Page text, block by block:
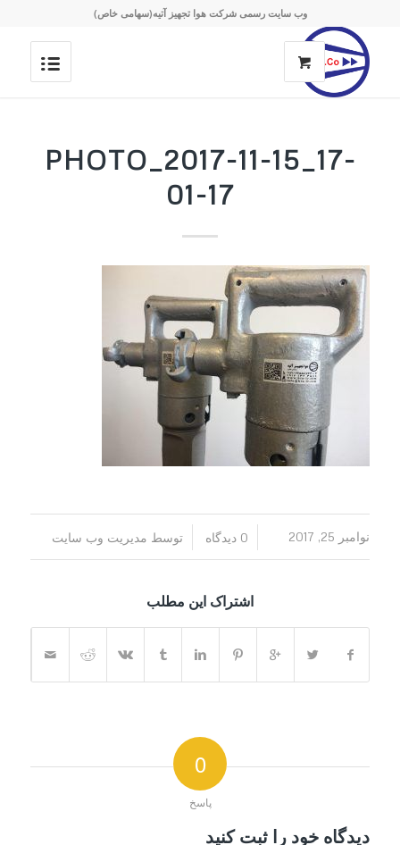
وب سایت رسمی شرکت هوا تجهیز آتیه(سهامی خاص)
PHOTO_2017-11-15_17-
01-17
نوامبر 25, 2017 / 0 دیدگاه توسط مدیریت وب سایت
اشتراک این مطلب
0
پاسخ
دیدگاه خود را ثبت کنید